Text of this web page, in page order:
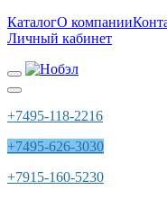
КаталогО компании
Личный кабинет
+7495-118-2216
+7495-626-3030
+7915-160-5230